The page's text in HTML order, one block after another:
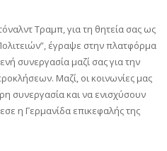
Τραμπ, για τη θητεία σας ως
έγραψε στην πλατφόρμα
συνεργασία μαζί σας για την
Μαζί, οι κοινωνίες μας
συνεργασία και να ενισχύσουν
η Γερμανίδα επικεφαλής της